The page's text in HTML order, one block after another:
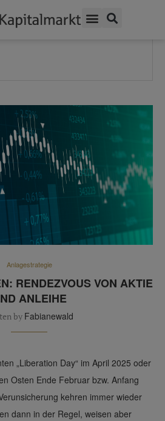
Anlagestrategie
RENDEZVOUS VON AKTIE
ANLEIHE
by Fabianewald
„Liberation Day“ im April 2025 oder
Osten Ende Februar bzw. Anfang
kehren immer wieder
dann in der Regel, weisen aber